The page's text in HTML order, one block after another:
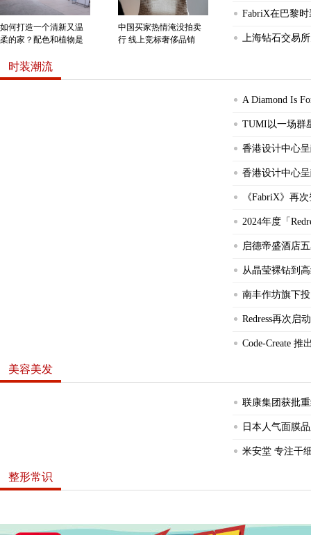
中国买家热情淹没拍卖行 线上竞标奢侈品销量一年翻
如何打造一个清新又温
柔的家？配色和植物是
中国买家热情淹没拍卖
行 线上竞标奢侈品销
FabriX在巴黎
上海钻石交易
时装潮流
A Diamond Is
TUMI以一场群
香港设计中心呈
香港设计中心呈
《FabriX》再
2024年度「
启德帝盛酒店
从晶莹裸钻到
南丰作坊旗下
Redress再次启
Code-Create 推
美容美发
联康集团获批
日本人气面膜
米安堂 专注干
整形常识